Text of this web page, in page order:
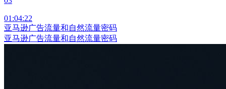
01:04:22
亚马逊广告流量和自然流量密码
亚马逊广告流量和自然流量密码